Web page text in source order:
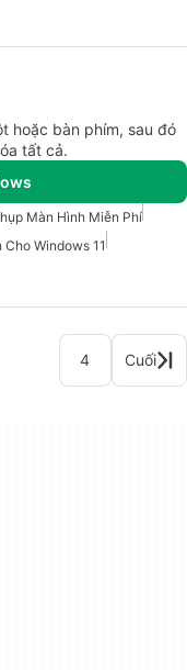
hoặc bàn phím, sau đó
tất cả.
Màn Hình Miễn Phí
Windows 11
4 Cuối